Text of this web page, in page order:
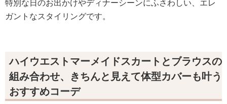
特別な日のお出かけやディナーシーンにふさわしい、エレ
ガントなスタイリングです。
ハイウエストマーメイドスカートとブラウスの
組み合わせ、きちんと見えて体型カバーも叶う
おすすめコーデ